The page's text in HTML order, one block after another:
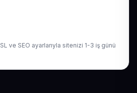
ve SEO ayarlarıyla sitenizi 1-3 iş günü